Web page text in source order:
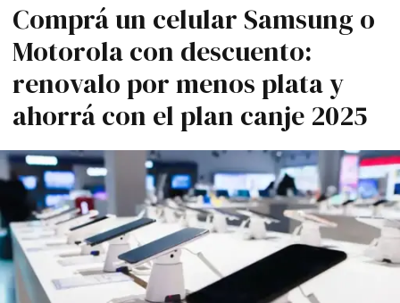
Comprá un celular Samsung o
Motorola con descuento:
renovalo por menos plata y
ahorrá con el plan canje 2025